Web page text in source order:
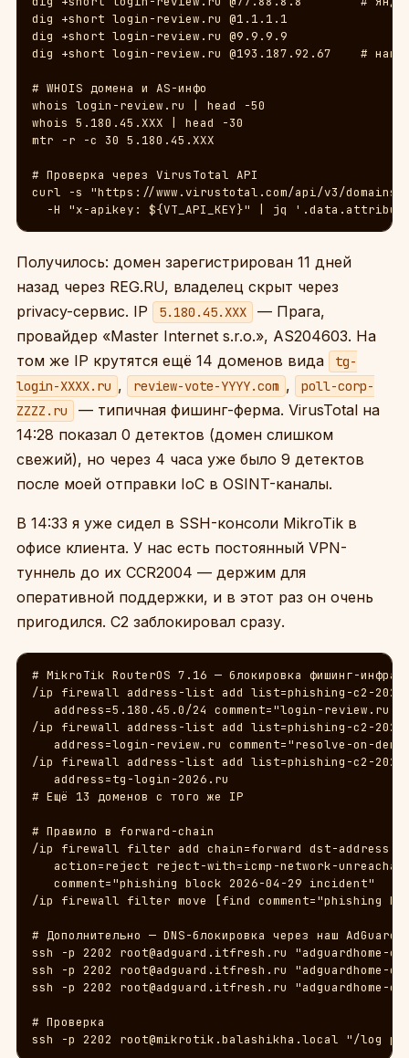
dig +short login-review.ru @1.1.1.1
dig +short login-review.ru @9.9.9.9
dig +short login-review.ru @193.187.92.67    # наш
# WHOIS домена и AS-инфо
whois login-review.ru | head -50
whois 5.180.45.XXX | head -30
mtr -r -c 30 5.180.45.XXX
# Проверка через VirusTotal API
curl -s "https://www.virustotal.com/api/v3/
-H "x-apikey: ${VT_API_KEY}" | jq
Получилось: домен зарегистрирован 11 дней
назад через REG.RU, владелец скрыт через
privacy-сервис. IP
5.180.45.XXX
— Прага,
провайдер «Master Internet s.r.o.», AS204603. На
том же IP крутятся ещё 14 доменов вида
tg-
login-XXXX.ru , review-vote-YYYY.com ,
poll-corp-
ZZZZ.ru
— типичная фишинг-ферма. VirusTotal на
14:28 показал 0 детектов (домен слишком
свежий), но через 4 часа уже было 9 детектов
после моей отправки IoC в OSINT-каналы.
В 14:33 я уже сидел в SSH-консоли MikroTik в
офисе клиента. У нас есть постоянный VPN-
туннель до их CCR2004 — держим для
оперативной поддержки, и в этот раз он очень
пригодился. C2 заблокировал сразу.
# MikroTik RouterOS 7.16 — блокировка фишинг-
/ip firewall address-list add list=phishing-c2-
address=5.180.45.0/24 comment="login-review.ru
/ip firewall address-list add list=phishing-c2-
address=login-review.ru comment="resolve-on-
/ip firewall address-list add list=phishing-c2-
   address=tg-login-2026.ru
# Ещё 13 доменов с того же IP
# Правило в forward-chain
/ip firewall filter add chain=forward dst-address-
action=reject reject-with=icmp-network-
   comment="phishing block 2026-04-29 incident"
/ip firewall filter move [find comment="phishing
# Дополнительно — DNS-блокировка через наш AdGuard
ssh -p 2202 root@adguard.itfresh.ru
ssh -p 2202 root@adguard.itfresh.ru
ssh -p 2202 root@adguard.itfresh.ru
# Проверка
ssh -p 2202 root@mikrotik.balashikha.local "/log